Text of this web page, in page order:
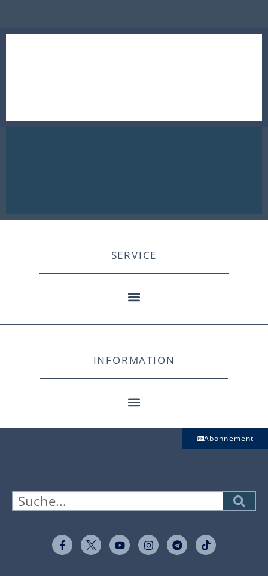
SERVICE
INFORMATION
Abonnement